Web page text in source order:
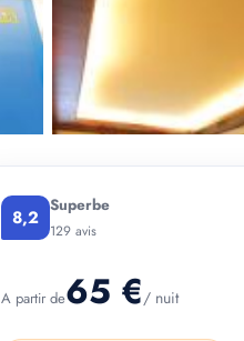
8,2 Superbe
129 avis
A partir de65 €/ nuit